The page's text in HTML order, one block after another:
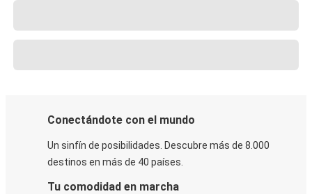
Conectándote con el mundo
Un sinfín de posibilidades. Descubre más de 8.000
destinos en más de 40 países.
Tu comodidad en marcha